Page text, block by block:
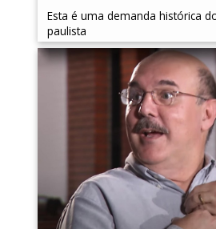
Esta é uma demanda histórica
paulista